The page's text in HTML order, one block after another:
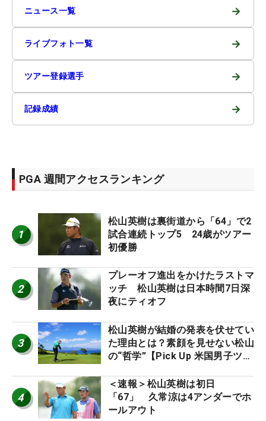
ニュース一覧 →
ライブフォト一覧 →
ツアー登録選手 →
記録成績 →
PGA 週間アクセスランキング
1
松山英樹は裏街道から「64」で2
試合連続トップ5 24歳がツアー
初優勝
2
プレーオフ進出をかけたラストマ
ッチ 松山英樹は日本時間7日深
夜にティオフ
3
松山英樹が結婚の発表を伏せてい
た理由とは？素顔を見せない松山
の“哲学”【Pick Up 米国男子ツア
4
＜速報＞松山英樹は初日
「67」 久常涼は4アンダーでホ
ールアウト